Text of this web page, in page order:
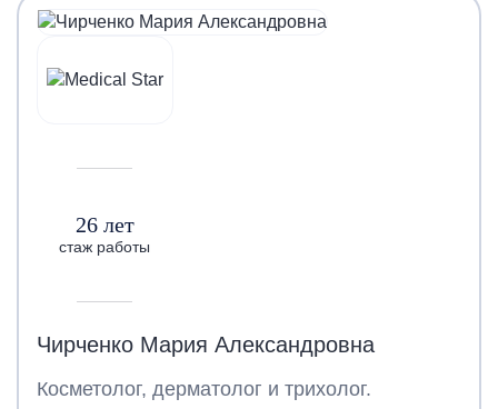
26 лет
стаж работы
Чирченко Мария Александровна
Косметолог, дерматолог и трихолог.